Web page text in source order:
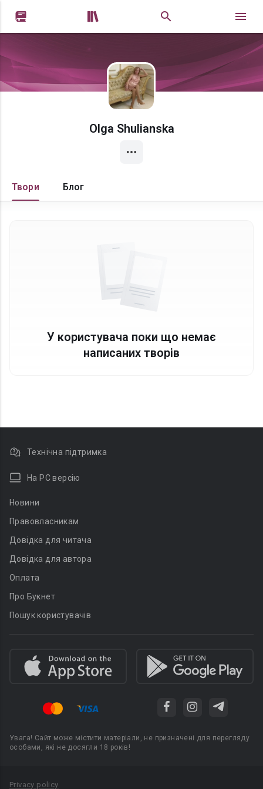
 
Olga Shulianska
Твори Блог
У користувача поки що немає
написаних творів
Технічна підтримка
На PC версію
Новини
Правовласникам
Довідка для читача
Довідка для автора
Оплата
Про Букнет
Пошук користувачів
Увага! Сайт може містити матеріали, не призначені для перегляду
особами, які не досягли 18 років!
Privacy policy